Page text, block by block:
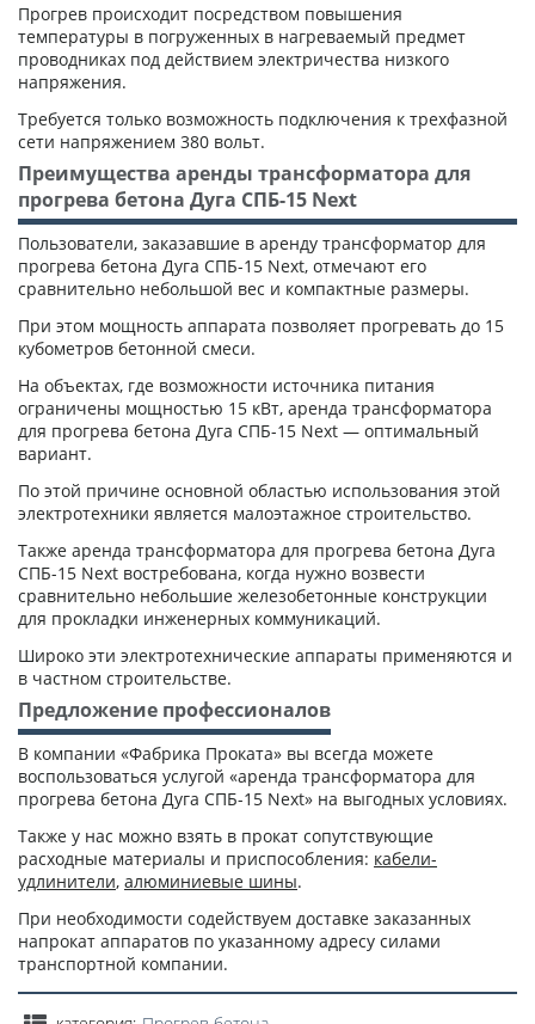
Прогрев происходит посредством повышения
температуры в погруженных в нагреваемый предмет
проводниках под действием электричества низкого
напряжения.
Требуется только возможность подключения к трехфазной
сети напряжением 380 вольт.
Преимущества аренды трансформатора для
прогрева бетона Дуга СПБ-15 Next
Пользователи, заказавшие в аренду трансформатор для
прогрева бетона Дуга СПБ-15 Next, отмечают его
сравнительно небольшой вес и компактные размеры.
При этом мощность аппарата позволяет прогревать до 15
кубометров бетонной смеси.
На объектах, где возможности источника питания
ограничены мощностью 15 кВт, аренда трансформатора
для прогрева бетона Дуга СПБ-15 Next — оптимальный
вариант.
По этой причине основной областью использования этой
электротехники является малоэтажное строительство.
Также аренда трансформатора для прогрева бетона Дуга
СПБ-15 Next востребована, когда нужно возвести
сравнительно небольшие железобетонные конструкции
для прокладки инженерных коммуникаций.
Широко эти электротехнические аппараты применяются и
в частном строительстве.
Предложение профессионалов
В компании «Фабрика Проката» вы всегда можете
воспользоваться услугой «аренда трансформатора для
прогрева бетона Дуга СПБ-15 Next» на выгодных условиях.
Также у нас можно взять в прокат сопутствующие
расходные материалы и приспособления: кабели-
удлинители, алюминиевые шины.
При необходимости содействуем доставке заказанных
напрокат аппаратов по указанному адресу силами
транспортной компании.